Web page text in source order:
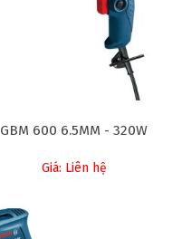
GBM 600 6.5MM - 320W
Giá: Liên hệ